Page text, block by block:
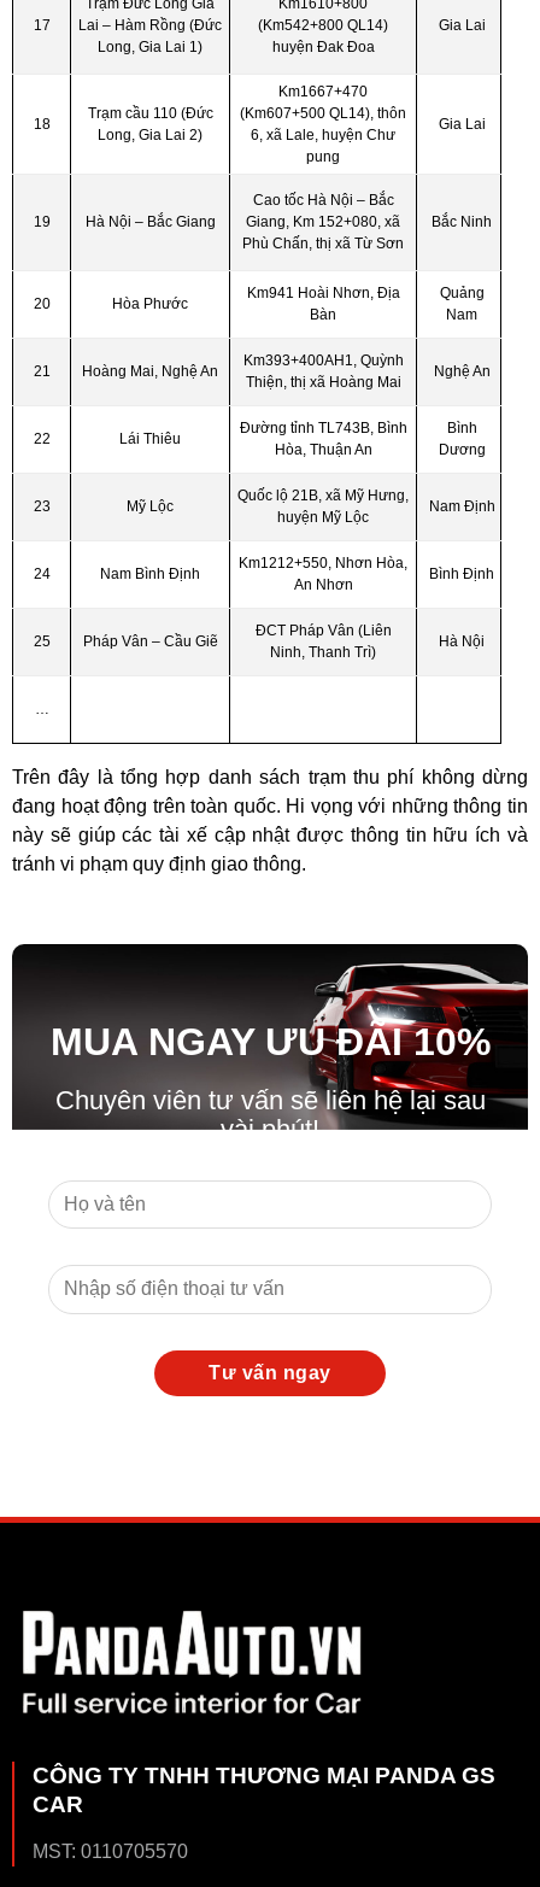
17
Trạm Đức Long Gia
Lai – Hàm Rồng (Đức
Long, Gia Lai 1)
Km1610+800
(Km542+800 QL14)
huyện Đak Đoa
Gia Lai
18
Trạm cầu 110 (Đức
Long, Gia Lai 2)
Km1667+470
(Km607+500 QL14), thôn
6, xã Lale, huyện Chư
pung
Gia Lai
19 Hà Nội – Bắc Giang
Cao tốc Hà Nội – Bắc
Giang, Km 152+080, xã
Phù Chấn, thị xã Từ Sơn
Bắc Ninh
20 Hòa Phước
Km941 Hoài Nhơn, Địa
Bàn
Quảng
Nam
21 Hoàng Mai, Nghệ An
Km393+400AH1, Quỳnh
Thiện, thị xã Hoàng Mai
Nghệ An
22 Lái Thiêu
Đường tỉnh TL743B, Bình
Hòa, Thuận An
Bình
Dương
23 Mỹ Lộc
Quốc lộ 21B, xã Mỹ Hưng,
huyện Mỹ Lộc
Nam Định
24 Nam Bình Định
Km1212+550, Nhơn Hòa,
An Nhơn
Bình Định
25 Pháp Vân – Cầu Giẽ
ĐCT Pháp Vân (Liên
Ninh, Thanh Trì)
Hà Nội
…
Trên đây là tổng hợp danh sách trạm thu phí không dừng
đang hoạt động trên toàn quốc. Hi vọng với những thông tin
này sẽ giúp các tài xế cập nhật được thông tin hữu ích và
tránh vi phạm quy định giao thông.
MUA NGAY ƯU ĐÃI10%
Chuyên viên tư vấn sẽ liên hệ lại sau
vài phút!
CÔNG TY TNHH THƯƠNG MẠI PANDA GS
CAR
MST: 0110705570